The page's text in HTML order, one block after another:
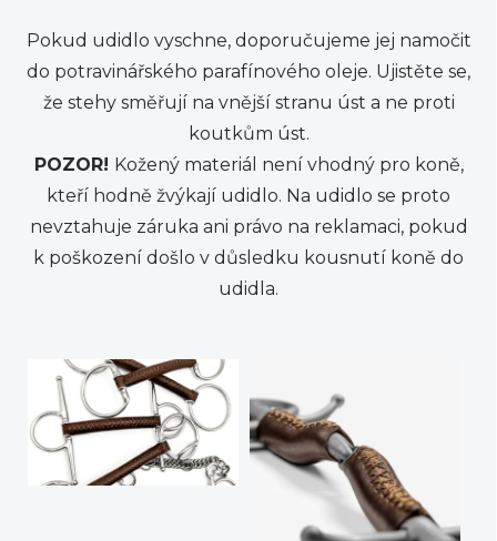
Pokud udidlo vyschne, doporučujeme jej namočit
do potravinářského parafínového oleje. Ujistěte se,
že stehy směřují na vnější stranu úst a ne proti
koutkům úst.
POZOR! Kožený materiál není vhodný pro koně,
kteří hodně žvýkají udidlo. Na udidlo se proto
nevztahuje záruka ani právo na reklamaci, pokud
k poškození došlo v důsledku kousnutí koně do
udidla.